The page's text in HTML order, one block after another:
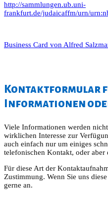
http://sammlungen.ub.uni-
frankfurt.de/judaicaffm/urn/
Business Card von Alfred
Kontaktformular
Informationen
Viele Informationen werden
wirklichen Interesse zur
auch einfach nur um einiges
telefonischen Kontakt, oder aber
Für diese Art der
Zustimmung. Wenn Sie uns
gerne an.